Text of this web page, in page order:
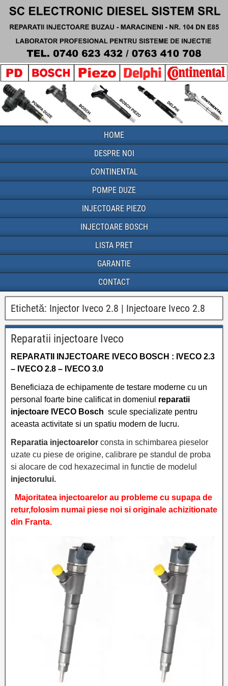
HOME
DESPRE NOI
CONTINENTAL
POMPE DUZE
INJECTOARE PIEZO
INJECTOARE BOSCH
LISTA PRET
GARANTIE
CONTACT
Etichetă: Injector Iveco 2.8 | Injectoare Iveco 2.8
Reparatii injectoare Iveco
REPARATII INJECTOARE IVECO BOSCH : IVECO 2.3
– IVECO 2.8 – IVECO 3.0
Beneficiaza de echipamente de testare moderne cu un
personal foarte bine calificat in domeniul reparatii
injectoare IVECO Bosch scule specializate pentru
aceasta activitate si un spatiu modern de lucru.
Reparatia injectoarelor consta in schimbarea pieselor
uzate cu piese de origine, calibrare pe standul de proba
si alocare de cod hexazecimal in functie de modelul
injectorului.
Majoritatea injectoarelor au probleme cu supapa de
retur,folosim numai piese noi si originale achizitionate
din Franta.